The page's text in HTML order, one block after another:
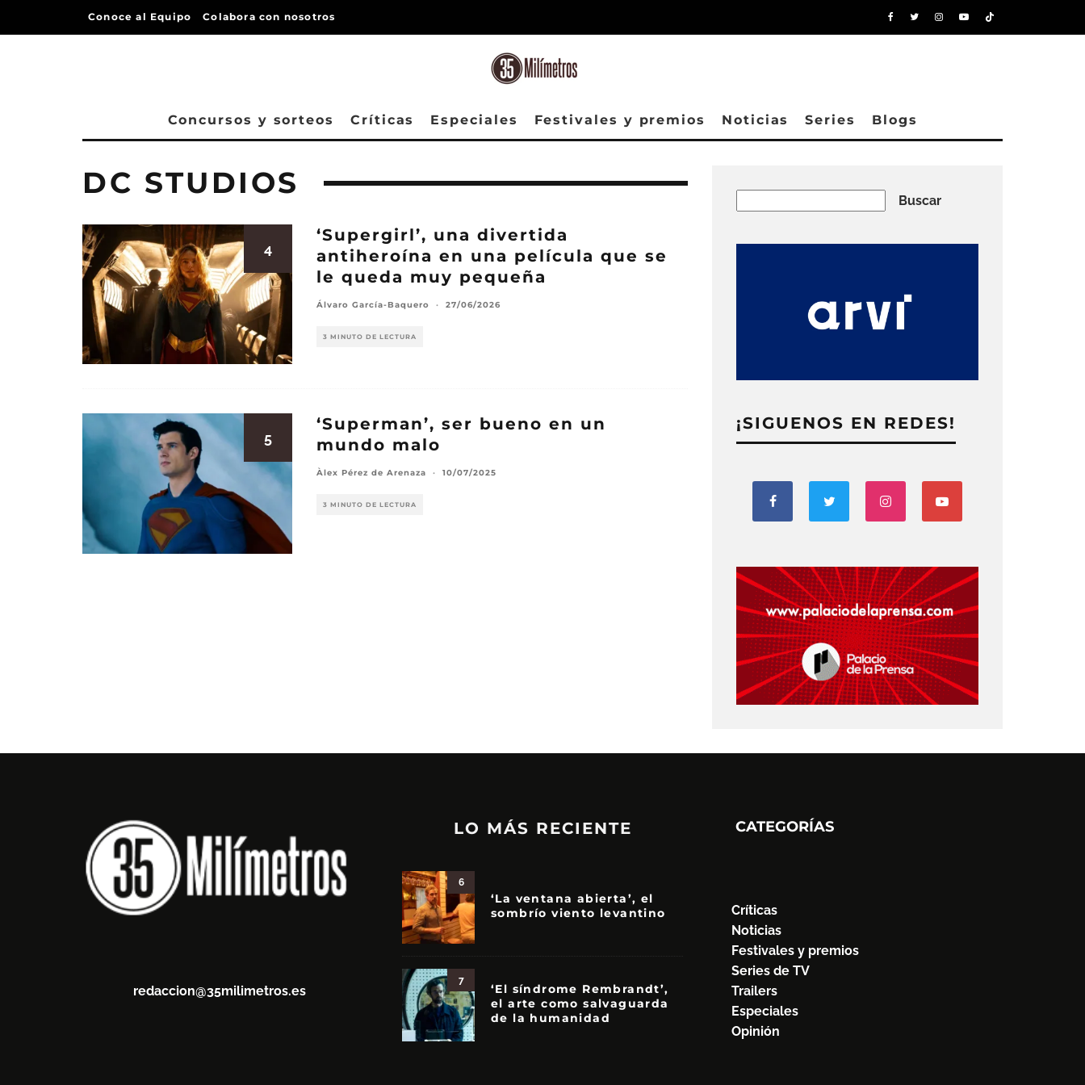
Conoce al Equipo Colabora con nosotros
Concursos y sorteos Críticas Especiales Festivales y premios Noticias Series Blogs
DC STUDIOS
4
‘Supergirl’, una divertida
antiheroína en una película que se
le queda muy pequeña
Álvaro García-Baquero · 27/06/2026
3 MINUTO DE LECTURA
5
‘Superman’, ser bueno en un
mundo malo
Àlex Pérez de Arenaza · 10/07/2025
3 MINUTO DE LECTURA
Buscar
¡SIGUENOS EN REDES!
redaccion@35milimetros.es
LO MÁS RECIENTE
6
‘La ventana abierta’, el
sombrío viento levantino
7
‘El síndrome Rembrandt’,
el arte como salvaguarda
de la humanidad
CATEGORÍAS
Críticas
Noticias
Festivales y premios
Series de TV
Trailers
Especiales
Opinión